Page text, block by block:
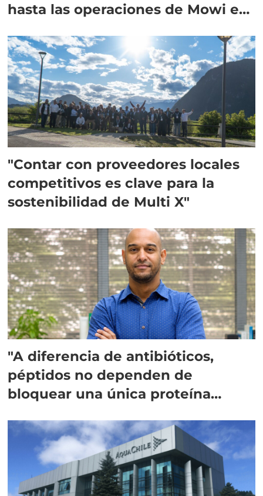
hasta las operaciones de Mowi en
"Contar con proveedores locales
competitivos es clave para la
sostenibilidad de Multi X"
"A diferencia de antibióticos,
péptidos no dependen de
bloquear una única proteína